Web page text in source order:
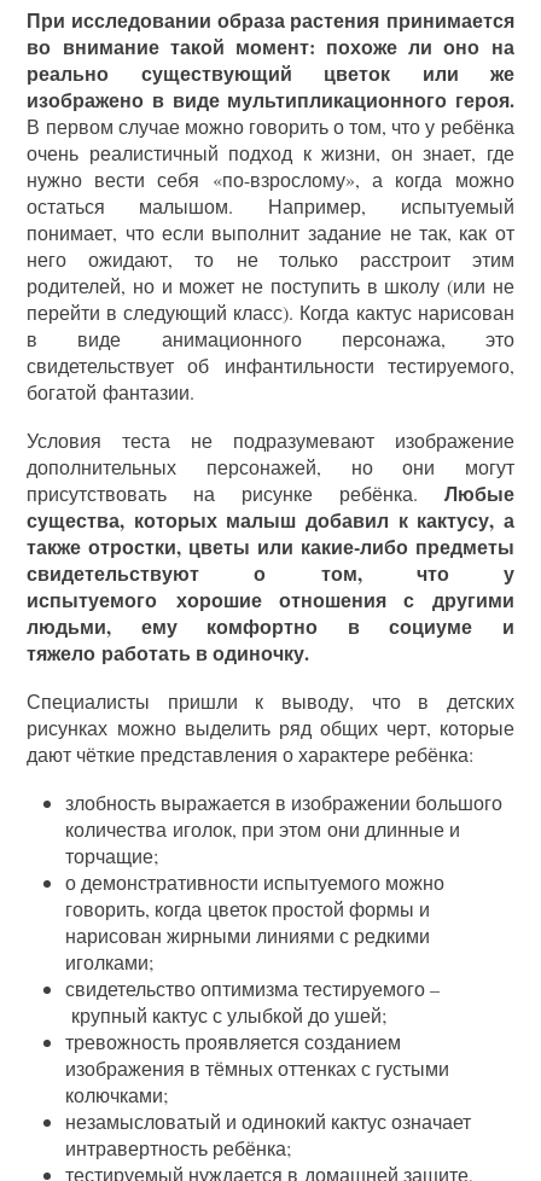
При исследовании образа растения принимается
во внимание такой момент: похоже ли оно на
реально существующий цветок или же
изображено в виде мультипликационного героя.
В первом случае можно говорить о том, что у ребёнка
очень реалистичный подход к жизни, он знает, где
нужно вести себя «по-взрослому», а когда можно
остаться малышом. Например, испытуемый
понимает, что если выполнит задание не так, как от
него ожидают, то не только расстроит этим
родителей, но и может не поступить в школу (или не
перейти в следующий класс). Когда кактус нарисован
в виде анимационного персонажа, это
свидетельствует об инфантильности тестируемого,
богатой фантазии.
Условия теста не подразумевают изображение
дополнительных персонажей, но они могут
присутствовать на рисунке ребёнка. Любые
существа, которых малыш добавил к кактусу, а
также отростки, цветы или какие-либо предметы
свидетельствуют о том, что у
испытуемого хорошие отношения с другими
людьми, ему комфортно в социуме и
тяжело работать в одиночку.
Специалисты пришли к выводу, что в детских
рисунках можно выделить ряд общих черт, которые
дают чёткие представления о характере ребёнка:
злобность выражается в изображении большого
количества иголок, при этом они длинные и
торчащие;
о демонстративности испытуемого можно
говорить, когда цветок простой формы и
нарисован жирными линиями с редкими
иголками;
свидетельство оптимизма тестируемого –
крупный кактус с улыбкой до ушей;
тревожность проявляется созданием
изображения в тёмных оттенках с густыми
колючками;
незамысловатый и одинокий кактус означает
интравертность ребёнка;
тестируемый нуждается в домашней защите,